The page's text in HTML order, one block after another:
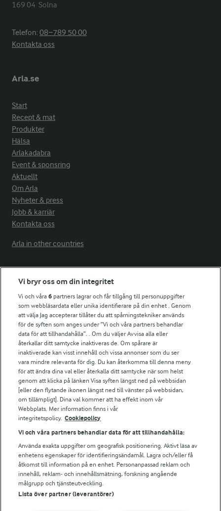
169 04  Solna
Telefon:08−789 50 00
Kontakta oss
Arla.se
Start
Recept & mat
Produkter
Hälsa
Arlakadabra
Event & sponsring
Aktuellt
Om Arla
Nyheter & press
Jobb & karriär
Kontakta oss
Arla in other countries
Fler Arlasajter
För ägare
Arlas kundportal
Arla.com
Falbygdens Ost
Arla webbshop
Bildbank
Följ oss
© 2026 Arla Foods
Vi bryr oss om din integritet
Vi och våra6 partners lagrar och får tillgång till personuppgifter
som webbläsardata eller unika identifierare på din enhet . Genom
att välja Jag accepterar tillåter du att spårningstekniker används
för de syften som anges under ”Vi och våra partners behandlar
data för att tillhandahålla”. . Om du väljer Avvisa alla eller
återkallar ditt samtycke inaktiveras de. Om spårare är
inaktiverade kan visst innehåll och vissa annonser som du ser
vara mindre relevanta för dig. Du kan återkomma till denna meny
för att ändra dina val eller återkalla ditt samtycke när som helst
genom att klicka på länken Visa syften längst ned på webbsidan
[eller den flytande ikonen längst ned till vänster på webbsidan,
om tillämpligt]. Dina val kommer att ha effekt inom vår
Webbplats. Mer information finns i vår
integritetspolicy. Cookiepolicy
Vi och våra partners behandlar data för att tillhandahålla:
Använda exakta uppgifter om geografisk positionering. Aktivt läsa av
enhetens egenskaper för identifieringsändamål. Lagra och/eller få
åtkomst till information på en enhet. Personanpassad reklam och
innehåll, reklam- och innehållsmätning, forskning angående
målgrupp och tjänsteutveckling.
Lista över partner (leverantörer)